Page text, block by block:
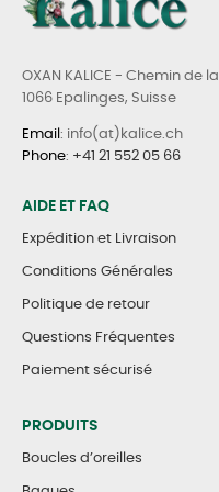
OXAN KALICE - Chemin de
1066 Epalinges, Suisse
Email : info(at)kalice.ch
Phone: +41 21 552 05 66
AIDE ET FAQ
Expédition et Livraison
Conditions Générales
Politique de retour
Questions Fréquentes
Paiement sécurisé
PRODUITS
Boucles d’oreilles